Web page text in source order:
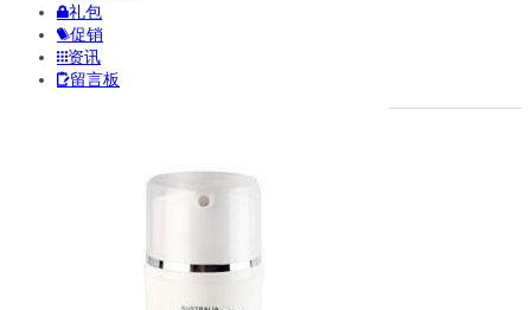
礼包
促销
资讯
留言板